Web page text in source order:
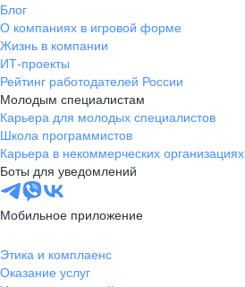
Блог
О компаниях в игровой форме
Жизнь в компании
ИТ-проекты
Рейтинг работодателей России
Молодым специалистам
Карьера для молодых специалистов
Школа программистов
Карьера в некоммерческих организациях
Боты для уведомлений
Мобильное приложение
Этика и комплаенс
Оказание услуг